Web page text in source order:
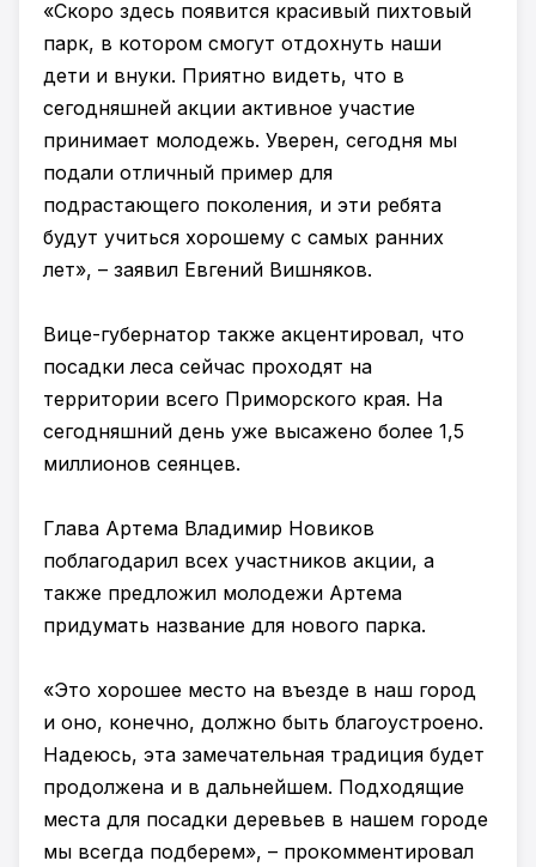
«Скоро здесь появится красивый пихтовый
парк, в котором смогут отдохнуть наши
дети и внуки. Приятно видеть, что в
сегодняшней акции активное участие
принимает молодежь. Уверен, сегодня мы
подали отличный пример для
подрастающего поколения, и эти ребята
будут учиться хорошему с самых ранних
лет», – заявил Евгений Вишняков.
Вице-губернатор также акцентировал, что
посадки леса сейчас проходят на
территории всего Приморского края. На
сегодняшний день уже высажено более 1,5
миллионов сеянцев.
Глава Артема Владимир Новиков
поблагодарил всех участников акции, а
также предложил молодежи Артема
придумать название для нового парка.
«Это хорошее место на въезде в наш город
и оно, конечно, должно быть благоустроено.
Надеюсь, эта замечательная традиция будет
продолжена и в дальнейшем. Подходящие
места для посадки деревьев в нашем городе
мы всегда подберем», – прокомментировал